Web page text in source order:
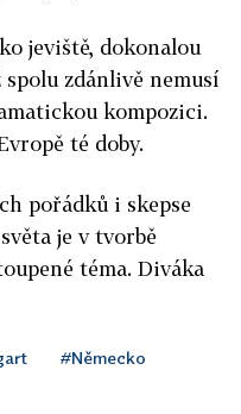
jeviště, dokonalou
zdánlivě nemusí
kompozici.
té doby.
pořádků i skepse
je v tvorbě
téma. Diváka
#Německo